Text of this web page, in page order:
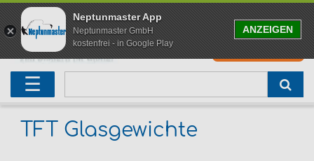
☰
TFT Glasgewichte
Neu eingetroffen
Angelset
Geschenke für Angler
Karpfenruten
Freilaufrollen
Karpfenmontagen
Raubfischrute
Köderfischrute
Köderfischsenke
Forellenruten
Forellenposen
Forellenköder
Wallerruten
Wallerrolle
Wallerköder
Meeresruten
Meeresrollen
Meerforellenköder
Matchruten
Feederrollen
Futterkorb
Trollingruten
Bootsrutenhalter
weitere
FOX
Westin Fishing
Zeck Fishing
Neptunmaster App
Neptunmaster GmbH
kostenfrei - in Google Play
ANZEIGEN